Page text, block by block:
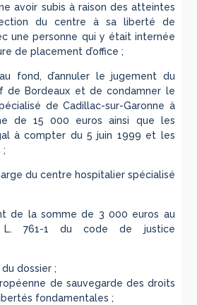
avoir subis à raison des atteintes
du centre à sa liberté de
une personne qui y était internée
de placement d’office ;
fond, d’annuler le jugement du
de Bordeaux et de condamner le
de Cadillac-sur-Garonne à
de 15 000 euros ainsi que les
à compter du 5 juin 1999 et les
;
du centre hospitalier spécialisé
de la somme de 3 000 euros au
761-1 du code de justice
dossier ;
de sauvegarde des droits
fondamentales ;